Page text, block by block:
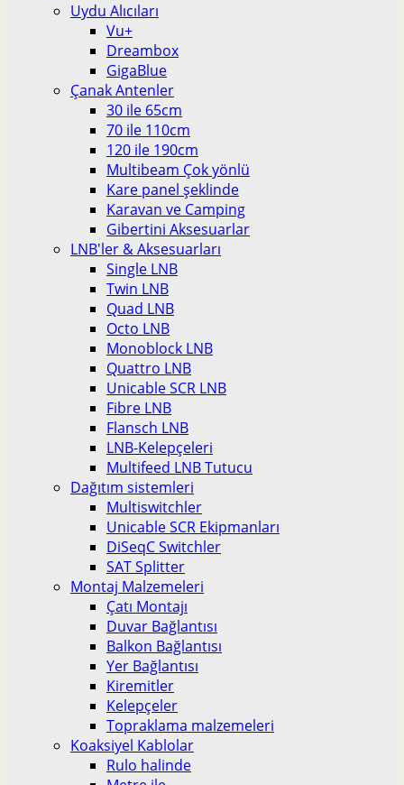
Uydu Alıcıları
Vu+
Dreambox
GigaBlue
Çanak Antenler
30 ile 65cm
70 ile 110cm
120 ile 190cm
Multibeam Çok yönlü
Kare panel şeklinde
Karavan ve Camping
Gibertini Aksesuarlar
LNB'ler & Aksesuarları
Single LNB
Twin LNB
Quad LNB
Octo LNB
Monoblock LNB
Quattro LNB
Unicable SCR LNB
Fibre LNB
Flansch LNB
LNB-Kelepçeleri
Multifeed LNB Tutucu
Dağıtım sistemleri
Multiswitchler
Unicable SCR Ekipmanları
DiSeqC Switchler
SAT Splitter
Montaj Malzemeleri
Çatı Montajı
Duvar Bağlantısı
Balkon Bağlantısı
Yer Bağlantısı
Kiremitler
Kelepçeler
Topraklama malzemeleri
Koaksiyel Kablolar
Rulo halinde